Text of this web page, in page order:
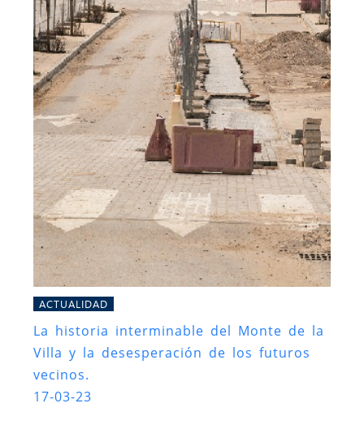
ACTUALIDAD
La historia interminable del Monte de la
Villa y la desesperación de los futuros
vecinos.
17-03-23